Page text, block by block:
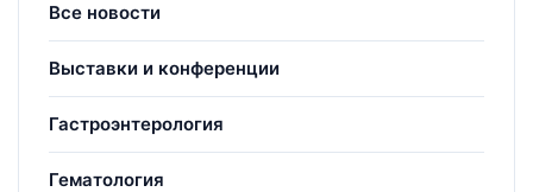
Все новости
Выставки и конференции
Гастроэнтерология
Гематология